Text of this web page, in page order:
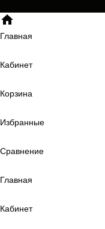
Главная
Кабинет
Корзина
Избранные
Сравнение
Главная
Кабинет